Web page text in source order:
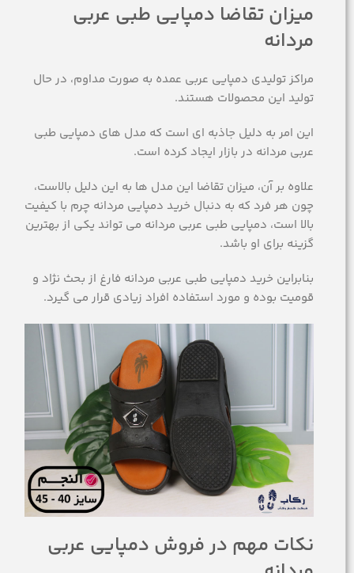
میزان تقاضا دمپایی طبی عربی
مردانه
مراکز تولیدی دمپایی عربی عمده به صورت مداوم، در حال
تولید این محصولات هستند.
این امر به دلیل جاذبه ای است که مدل های دمپایی طبی
عربی مردانه در بازار ایجاد کرده است.
علاوه بر آن، میزان تقاضا این مدل ها به این دلیل بالاست،
چون هر فرد که به دنبال خرید دمپایی مردانه چرم با کیفیت
بالا است، دمپایی طبی عربی مردانه می تواند یکی از بهترین
گزینه برای او باشد.
بنابراین خرید دمپایی طبی عربی مردانه فارغ از بحث نژاد و
قومیت بوده و مورد استفاده افراد زیادی قرار می گیرد.
نکات مهم در فروش دمپایی عربی